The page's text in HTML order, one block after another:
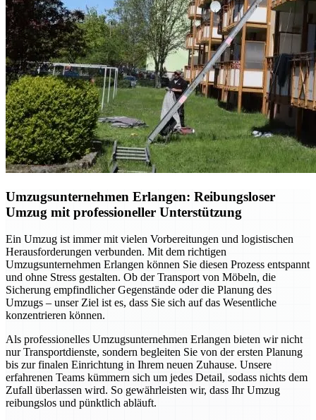
Umzugsunternehmen Erlangen: Reibungsloser
Umzug mit professioneller Unterstützung
Ein Umzug ist immer mit vielen Vorbereitungen und logistischen
Herausforderungen verbunden. Mit dem richtigen
Umzugsunternehmen Erlangen können Sie diesen Prozess entspannt
und ohne Stress gestalten. Ob der Transport von Möbeln, die
Sicherung empfindlicher Gegenstände oder die Planung des
Umzugs – unser Ziel ist es, dass Sie sich auf das Wesentliche
konzentrieren können.
Als professionelles Umzugsunternehmen Erlangen bieten wir nicht
nur Transportdienste, sondern begleiten Sie von der ersten Planung
bis zur finalen Einrichtung in Ihrem neuen Zuhause. Unsere
erfahrenen Teams kümmern sich um jedes Detail, sodass nichts dem
Zufall überlassen wird. So gewährleisten wir, dass Ihr Umzug
reibungslos und pünktlich abläuft.